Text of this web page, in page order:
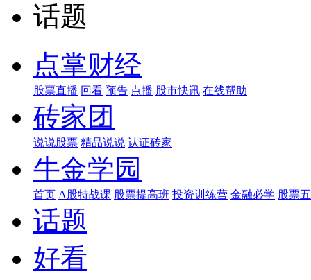
话题
点掌财经
股票直播 回看 预告 点播 股市快讯 在线帮助
砖家团
说说股票 精品说说 认证砖家
牛金学园
首页 A股特战课 股票提高班 投资训练营 金融必学 股票
话题
好看